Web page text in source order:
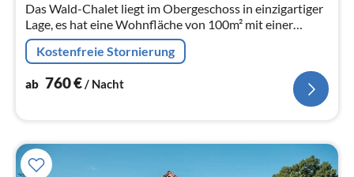
Das Wald-Chalet liegt im Obergeschoss in einzigartiger
Lage, es hat eine Wohnfläche von 100m² mit einer
offenen Galerie und überdachtem Balkon, mit
Wohnraum mit gemütlichem Naturle...
Kostenfreie Stornierung
ab 760€/ Nacht